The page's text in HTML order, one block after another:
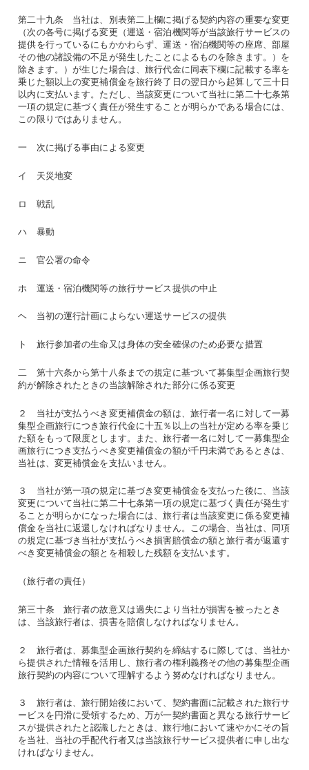
第二十九条 当社は、別表第二上欄に掲げる契約内容の重要な変更
（次の各号に掲げる変更（運送・宿泊機関等が当該旅行サービスの
提供を行っているにもかかわらず、運送・宿泊機関等の座席、部屋
その他の諸設備の不足が発生したことによるものを除きます。）を
除きます。）が生じた場合は、旅行代金に同表下欄に記載する率を
乗じた額以上の変更補償金を旅行終了日の翌日から起算して三十日
以内に支払います。ただし、当該変更について当社に第二十七条第
一項の規定に基づく責任が発生することが明らかである場合には、
この限りではありません。
一 次に掲げる事由による変更
イ 天災地変
ロ 戦乱
ハ 暴動
ニ 官公署の命令
ホ 運送・宿泊機関等の旅行サービス提供の中止
ヘ 当初の運行計画によらない運送サービスの提供
ト 旅行参加者の生命又は身体の安全確保のため必要な措置
二 第十六条から第十八条までの規定に基づいて募集型企画旅行契
約が解除されたときの当該解除された部分に係る変更
２ 当社が支払うべき変更補償金の額は、旅行者一名に対して一募
集型企画旅行につき旅行代金に十五％以上の当社が定める率を乗じ
た額をもって限度とします。また、旅行者一名に対して一募集型企
画旅行につき支払うべき変更補償金の額が千円未満であるときは、
当社は、変更補償金を支払いません。
３ 当社が第一項の規定に基づき変更補償金を支払った後に、当該
変更について当社に第二十七条第一項の規定に基づく責任が発生す
ることが明らかになった場合には、旅行者は当該変更に係る変更補
償金を当社に返還しなければなりません。この場合、当社は、同項
の規定に基づき当社が支払うべき損害賠償金の額と旅行者が返還す
べき変更補償金の額とを相殺した残額を支払います。
（旅行者の責任）
第三十条 旅行者の故意又は過失により当社が損害を被ったとき
は、当該旅行者は、損害を賠償しなければなりません。
２ 旅行者は、募集型企画旅行契約を締結するに際しては、当社か
ら提供された情報を活用し、旅行者の権利義務その他の募集型企画
旅行契約の内容について理解するよう努めなければなりません。
３ 旅行者は、旅行開始後において、契約書面に記載された旅行サ
ービスを円滑に受領するため、万が一契約書面と異なる旅行サービ
スが提供されたと認識したときは、旅行地において速やかにその旨
を当社、当社の手配代行者又は当該旅行サービス提供者に申し出な
ければなりません。